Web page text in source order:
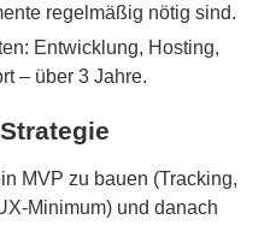
regelmäßig nötig sind.
Entwicklung, Hosting,
– über 3 Jahre.
MVP zu bauen (Tracking,
Minimum) und danach